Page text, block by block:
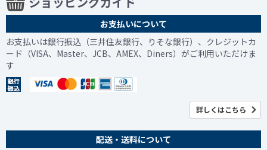
お支払いについて
お支払いは銀行振込（三井住友銀行、りそな銀行）、クレジットカ
ード（VISA、Master、JCB、AMEX、Diners）がご利用いただけま
す
詳しくはこちら
配送・送料について